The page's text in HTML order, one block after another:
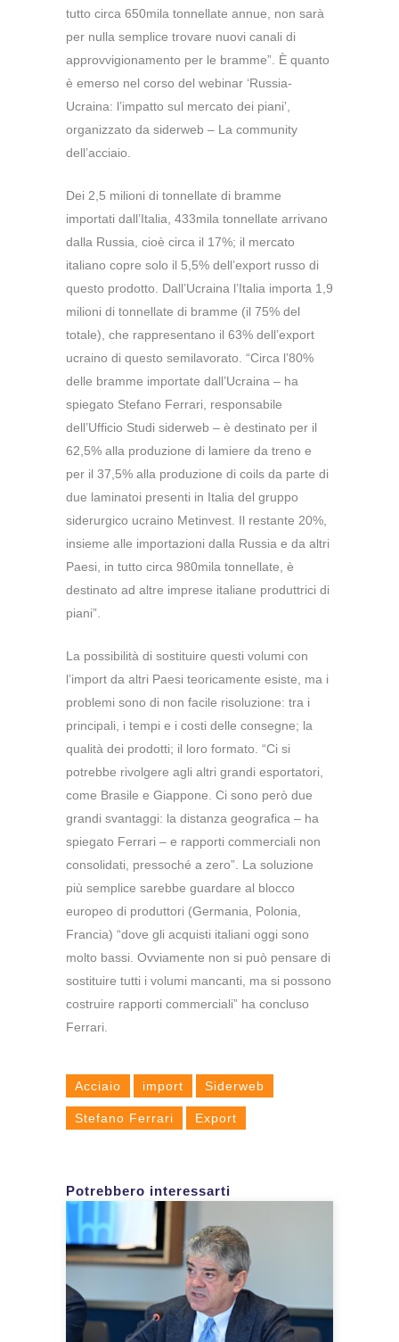
tutto circa 650mila tonnellate annue, non sarà
per nulla semplice trovare nuovi canali di
approvvigionamento per le bramme”. È quanto
è emerso nel corso del webinar ‘Russia-
Ucraina: l’impatto sul mercato dei piani’,
organizzato da siderweb – La community
dell’acciaio.
Dei 2,5 milioni di tonnellate di bramme
importati dall’Italia, 433mila tonnellate arrivano
dalla Russia, cioè circa il 17%; il mercato
italiano copre solo il 5,5% dell’export russo di
questo prodotto. Dall’Ucraina l’Italia importa 1,9
milioni di tonnellate di bramme (il 75% del
totale), che rappresentano il 63% dell’export
ucraino di questo semilavorato. “Circa l’80%
delle bramme importate dall’Ucraina – ha
spiegato Stefano Ferrari, responsabile
dell’Ufficio Studi siderweb – è destinato per il
62,5% alla produzione di lamiere da treno e
per il 37,5% alla produzione di coils da parte di
due laminatoi presenti in Italia del gruppo
siderurgico ucraino Metinvest. Il restante 20%,
insieme alle importazioni dalla Russia e da altri
Paesi, in tutto circa 980mila tonnellate, è
destinato ad altre imprese italiane produttrici di
piani”.
La possibilità di sostituire questi volumi con
l’import da altri Paesi teoricamente esiste, ma i
problemi sono di non facile risoluzione: tra i
principali, i tempi e i costi delle consegne; la
qualità dei prodotti; il loro formato. “Ci si
potrebbe rivolgere agli altri grandi esportatori,
come Brasile e Giappone. Ci sono però due
grandi svantaggi: la distanza geografica – ha
spiegato Ferrari – e rapporti commerciali non
consolidati, pressoché a zero”. La soluzione
più semplice sarebbe guardare al blocco
europeo di produttori (Germania, Polonia,
Francia) “dove gli acquisti italiani oggi sono
molto bassi. Ovviamente non si può pensare di
sostituire tutti i volumi mancanti, ma si possono
costruire rapporti commerciali” ha concluso
Ferrari.
Acciaio import Siderweb
Stefano Ferrari Export
Potrebbero interessarti